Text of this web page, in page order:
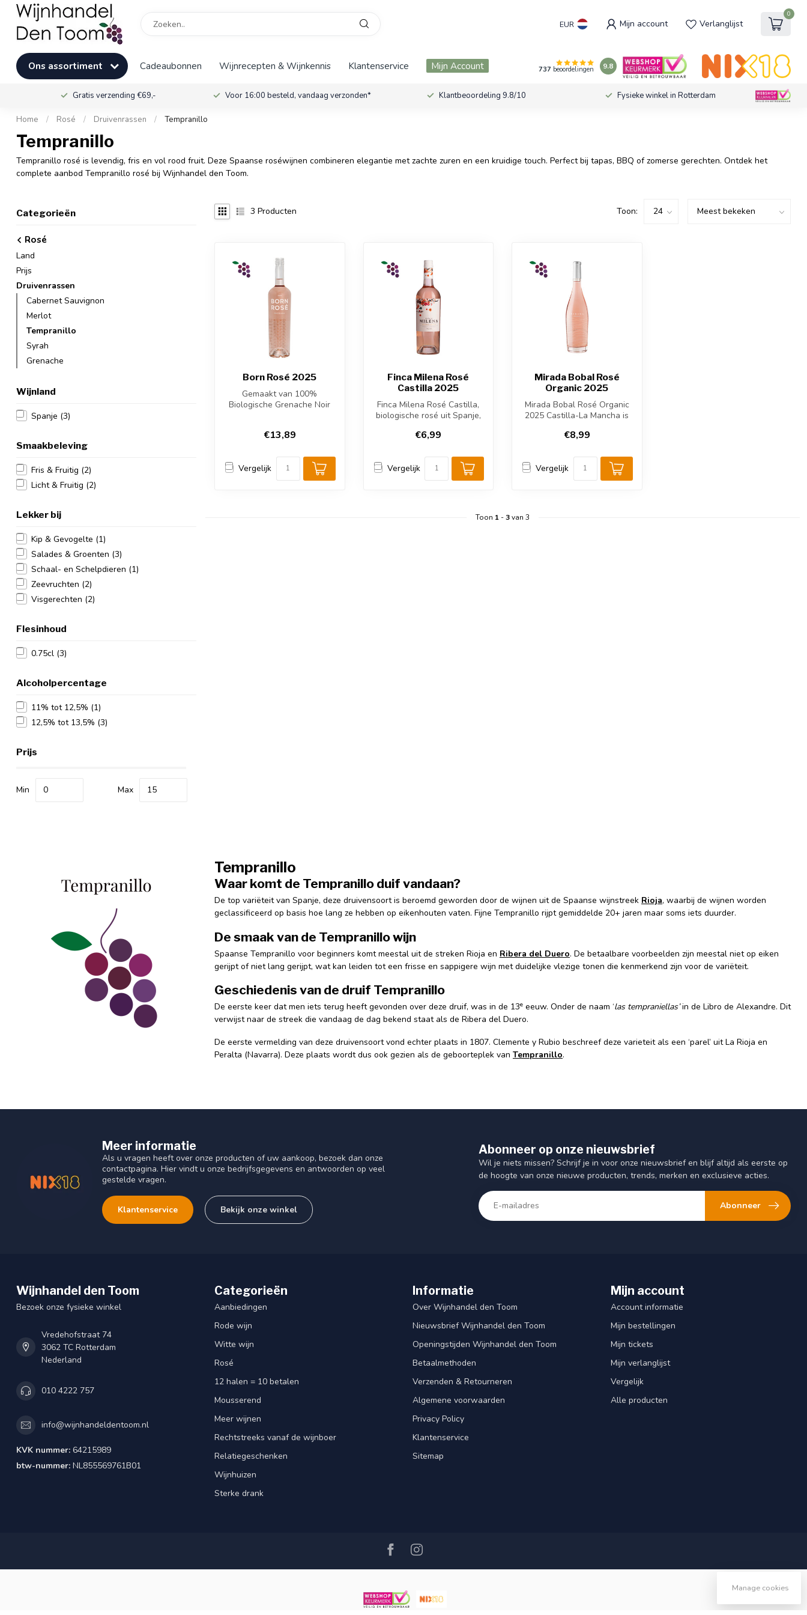
EUR Mijn account Verlanglijst
0
Ons assortiment Cadeaubonnen Wijnrecepten & Wijnkennis Klantenservice Mijn Account 737 beoordelingen 9.8
Gratis verzending €69,- Voor 16:00 besteld, vandaag verzonden* Klantbeoordeling 9.8/10 Fysieke winkel in Rotterdam
Home / Rosé / Druivenrassen / Tempranillo
Tempranillo
Tempranillo rosé is levendig, fris en vol rood fruit. Deze Spaanse roséwijnen combineren elegantie met zachte zuren en een kruidige touch. Perfect bij tapas, BBQ of zomerse gerechten. Ontdek het
complete aanbod Tempranillo rosé bij Wijnhandel den Toom.
Categorieën
Rosé
Land
Prijs
Druivenrassen
Cabernet Sauvignon
Merlot
Tempranillo
Syrah
Grenache
Wijnland
Spanje (3)
Smaakbeleving
Fris & Fruitig (2)
Licht & Fruitig (2)
Lekker bij
Kip & Gevogelte (1)
Salades & Groenten (3)
Schaal- en Schelpdieren (1)
Zeevruchten (2)
Visgerechten (2)
Flesinhoud
0.75cl (3)
Alcoholpercentage
11% tot 12,5% (1)
12,5% tot 13,5% (3)
Prijs
Min Max
3 Producten Toon:
Born Rosé 2025
Gemaakt van 100%
Biologische Grenache Noir
€13,89
Vergelijk
Finca Milena Rosé
Castilla 2025
Finca Milena Rosé Castilla,
biologische rosé uit Spanje,
€6,99
Vergelijk
Mirada Bobal Rosé
Organic 2025
Mirada Bobal Rosé Organic
2025 Castilla-La Mancha is
10...
€8,99
Vergelijk
Toon 1-3van 3
Tempranillo
Waar komt de Tempranillo duif vandaan?
De top variëteit van Spanje, deze druivensoort is beroemd geworden door de wijnen uit de Spaanse wijnstreek Rioja, waarbij de wijnen worden
geclassificeerd op basis hoe lang ze hebben op eikenhouten vaten. Fijne Tempranillo rijpt gemiddelde 20+ jaren maar soms iets duurder.
De smaak van de Tempranillo wijn
Spaanse Tempranillo voor beginners komt meestal uit de streken Rioja en Ribera del Duero. De betaalbare voorbeelden zijn meestal niet op eiken
gerijpt of niet lang gerijpt, wat kan leiden tot een frisse en sappigere wijn met duidelijke vlezige tonen die kenmerkend zijn voor de variëteit.
Geschiedenis van de druif Tempranillo
De eerste keer dat men iets terug heeft gevonden over deze druif, was in de 13e eeuw. Onder de naam ‘las tempraniellas’in de Libro de Alexandre. Dit
verwijst naar de streek die vandaag de dag bekend staat als de Ribera del Duero.
De eerste vermelding van deze druivensoort vond echter plaats in 1807. Clemente y Rubio beschreef deze varieteit als een ‘parel’ uit La Rioja en
Peralta (Navarra). Deze plaats wordt dus ook gezien als de geboorteplek van Tempranillo.
Meer informatie
Als u vragen heeft over onze producten of uw aankoop, bezoek dan onze
contactpagina. Hier vindt u onze bedrijfsgegevens en antwoorden op veel
gestelde vragen.
Klantenservice Bekijk onze winkel
Abonneer op onze nieuwsbrief
Wil je niets missen? Schrijf je in voor onze nieuwsbrief en blijf altijd als eerste op
de hoogte van onze nieuwe producten, trends, merken en exclusieve acties.
Abonneer
Wijnhandel den Toom
Bezoek onze fysieke winkel
Vredehofstraat 74
3062 TC Rotterdam
Nederland
010 4222 757
info@wijnhandeldentoom.nl
KVK nummer: 64215989
btw-nummer: NL855569761B01
Categorieën
Aanbiedingen
Rode wijn
Witte wijn
Rosé
12 halen = 10 betalen
Mousserend
Meer wijnen
Rechtstreeks vanaf de wijnboer
Relatiegeschenken
Wijnhuizen
Sterke drank
Informatie
Over Wijnhandel den Toom
Nieuwsbrief Wijnhandel den Toom
Openingstijden Wijnhandel den Toom
Betaalmethoden
Verzenden & Retourneren
Algemene voorwaarden
Privacy Policy
Klantenservice
Sitemap
Mijn account
Account informatie
Mijn bestellingen
Mijn tickets
Mijn verlanglijst
Vergelijk
Alle producten
Manage cookies